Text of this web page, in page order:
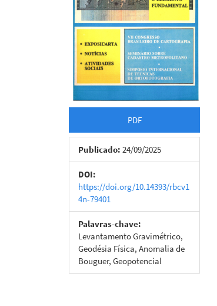
PDF
Publicado: 24/09/2025
DOI:
https://doi.org/10.14393/rbcv1
4n-79401
Palavras-chave:
Levantamento Gravimétrico,
Geodésia Física, Anomalia de
Bouguer, Geopotencial